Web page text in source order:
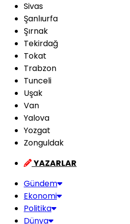
Sivas
Şanlıurfa
Şırnak
Tekirdağ
Tokat
Trabzon
Tunceli
Uşak
Van
Yalova
Yozgat
Zonguldak
YAZARLAR
Gündem
Ekonomi
Politika
Dünya